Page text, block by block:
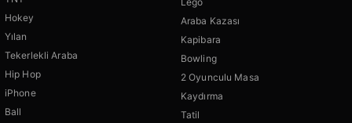
Hokey
Yılan
Tekerlekli Araba
Hip Hop
iPhone
Ball
Araba Kazası
Kapibara
Bowling
2 Oyunculu Masa
Kaydırma
Tatil